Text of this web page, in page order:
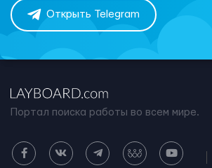
Открыть Telegram
Портал поиска работы во всем мире.